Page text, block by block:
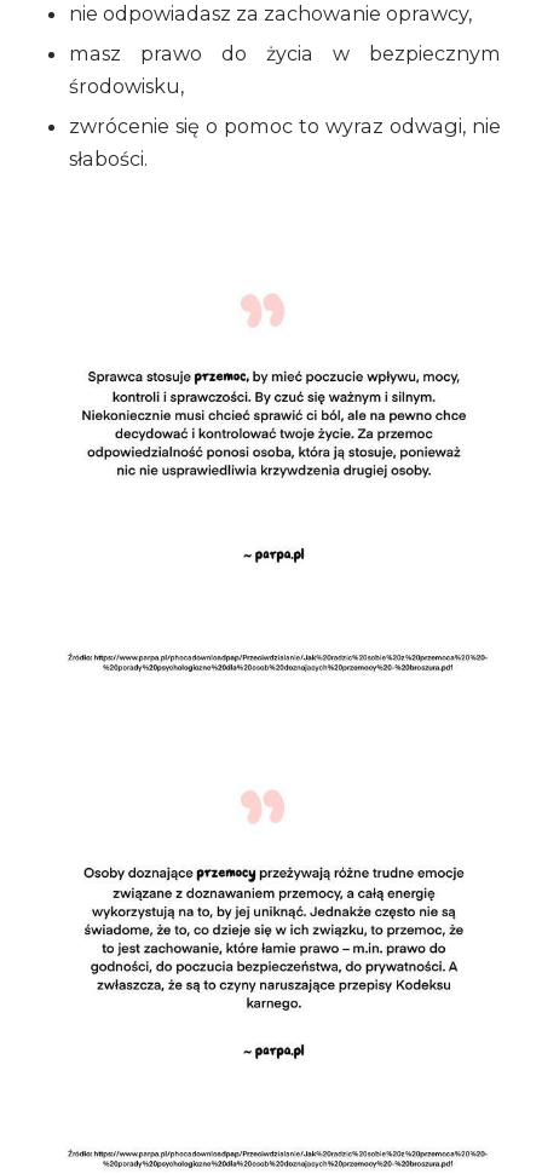
nie odpowiadasz za zachowanie oprawcy,
masz prawo do życia w bezpiecznym
środowisku,
zwrócenie się o pomoc to wyraz odwagi, nie
słabości.